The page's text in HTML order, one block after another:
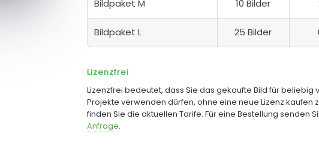
Bildpaket M 10 Bilder
Bildpaket L 25 Bilder
Lizenzfrei
Lizenzfrei bedeutet, dass Sie das gekaufte Bild für beliebig
Projekte verwenden dürfen, ohne eine neue Lizenz kaufen
finden Sie die aktuellen Tarife. Für eine Bestellung senden
Anfrage.